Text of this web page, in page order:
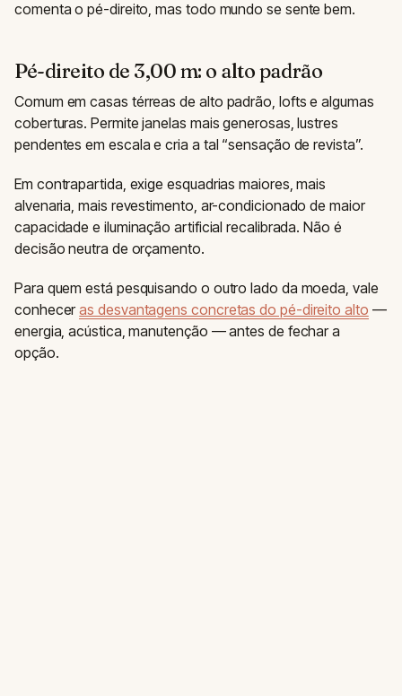
comenta o pé-direito, mas todo mundo se sente bem.
Pé-direito de 3,00 m: o alto padrão
Comum em casas térreas de alto padrão, lofts e algumas
coberturas. Permite janelas mais generosas, lustres
pendentes em escala e cria a tal “sensação de revista”.
Em contrapartida, exige esquadrias maiores, mais
alvenaria, mais revestimento, ar-condicionado de maior
capacidade e iluminação artificial recalibrada. Não é
decisão neutra de orçamento.
Para quem está pesquisando o outro lado da moeda, vale
conheceras desvantagens concretas do pé-direito alto —
energia, acústica, manutenção — antes de fechar a
opção.